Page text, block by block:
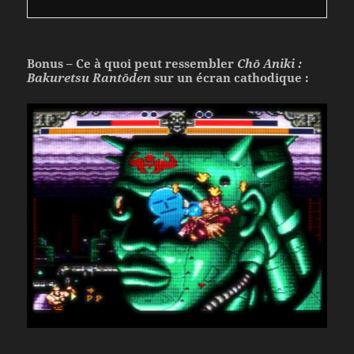
Bonus – Ce à quoi peut ressembler Chō Aniki :
Bakuretsu Rantōden sur un écran cathodique :